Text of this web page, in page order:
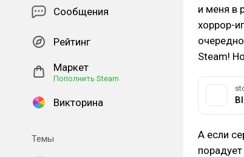
Сообщения
Рейтинг
Маркет
Пополнить Steam
Викторина
Темы
и меня в
хоррор-
Steam!
А если